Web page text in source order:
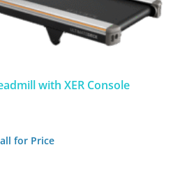
with XER Console
for Price